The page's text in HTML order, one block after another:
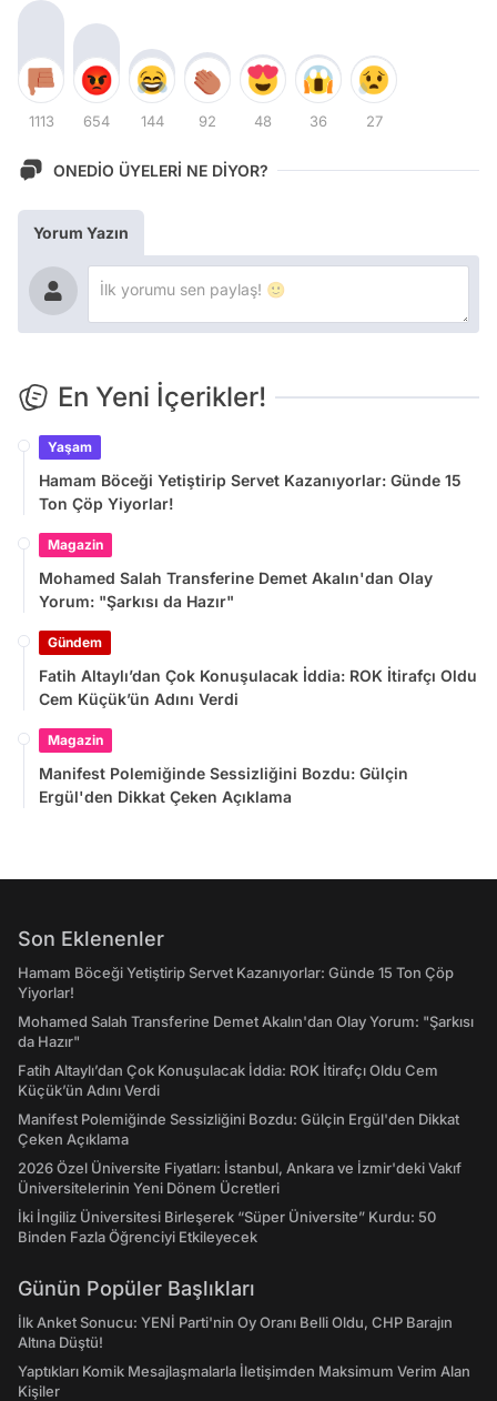
1113 654 144 92 48 36 27
ONEDİO ÜYELERİ NE DİYOR?
Yorum Yazın
En Yeni İçerikler!
Yaşam
Hamam Böceği Yetiştirip Servet Kazanıyorlar: Günde 15
Ton Çöp Yiyorlar!
Magazin
Mohamed Salah Transferine Demet Akalın'dan Olay
Yorum: "Şarkısı da Hazır"
Gündem
Fatih Altaylı’dan Çok Konuşulacak İddia: ROK İtirafçı Oldu
Cem Küçük’ün Adını Verdi
Magazin
Manifest Polemiğinde Sessizliğini Bozdu: Gülçin
Ergül'den Dikkat Çeken Açıklama
Son Eklenenler
Hamam Böceği Yetiştirip Servet Kazanıyorlar: Günde 15 Ton Çöp
Yiyorlar!
Mohamed Salah Transferine Demet Akalın'dan Olay Yorum: "Şarkısı
da Hazır"
Fatih Altaylı’dan Çok Konuşulacak İddia: ROK İtirafçı Oldu Cem
Küçük’ün Adını Verdi
Manifest Polemiğinde Sessizliğini Bozdu: Gülçin Ergül'den Dikkat
Çeken Açıklama
2026 Özel Üniversite Fiyatları: İstanbul, Ankara ve İzmir'deki Vakıf
Üniversitelerinin Yeni Dönem Ücretleri
İki İngiliz Üniversitesi Birleşerek “Süper Üniversite” Kurdu: 50
Binden Fazla Öğrenciyi Etkileyecek
Günün Popüler Başlıkları
İlk Anket Sonucu: YENİ Parti'nin Oy Oranı Belli Oldu, CHP Barajın
Altına Düştü!
Yaptıkları Komik Mesajlaşmalarla İletişimden Maksimum Verim Alan
Kişiler